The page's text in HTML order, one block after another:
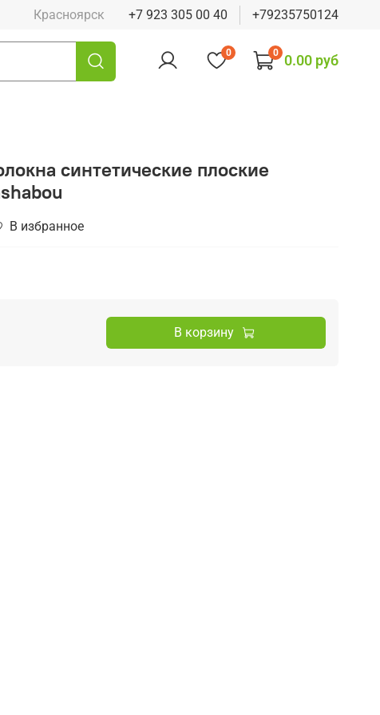
Красноярск +7 923 305 00 40 +79235750124
0 0 0.00 руб
синтетические плоские
В избранное
В корзину